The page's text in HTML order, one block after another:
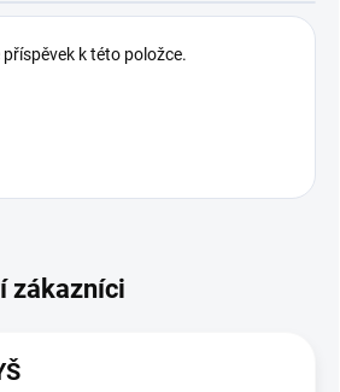
k této položce.